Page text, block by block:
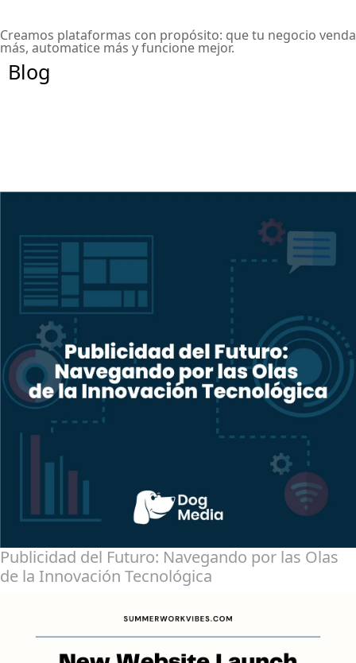
Creamos plataformas con propósito: que tu negocio venda
más, automatice más y funcione mejor.
Blog
Publicidad del Futuro: Navegando por las Olas
de la Innovación Tecnológica